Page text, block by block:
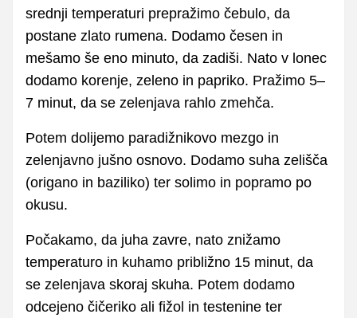
srednji temperaturi prepražimo čebulo, da
postane zlato rumena. Dodamo česen in
mešamo še eno minuto, da zadiši. Nato v lonec
dodamo korenje, zeleno in papriko. Pražimo 5–
7 minut, da se zelenjava rahlo zmehča.
Potem dolijemo paradižnikovo mezgo in
zelenjavno jušno osnovo. Dodamo suha zelišča
(origano in baziliko) ter solimo in popramo po
okusu.
Počakamo, da juha zavre, nato znižamo
temperaturo in kuhamo približno 15 minut, da
se zelenjava skoraj skuha. Potem dodamo
odcejeno čičeriko ali fižol in testenine ter